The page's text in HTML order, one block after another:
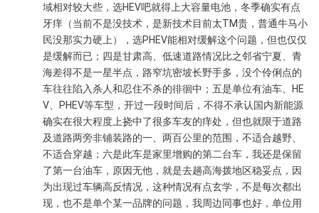
域相对较大些，选HEV吧就得上大容量电池，冬季确实有点
牙痒（当前不是没技术，是新技术目前太TM贵，普通牛马小
民没那实力硬上），选PHEV能相对缓解这个问题，但也仅仅
是缓解而已；四是甘肃高、低速道路情况比之邻省宁夏、青
海差得不是一星半点，路窄坑密坡长野手多，没个伶俐点的
车往往陷入杀人和忍住不杀的徘徊中；五是单位有油车、HE
V、PHEV等车型，开过一段时间后，不得不承认国内新能源
确实在很大程度上挠中了很多车友的痒处，但也就限于道路
及道路两旁非铺装路的一、两百公里的范围，不适合越野、
不适合穿越；六是此车是家里增购的第二台车，我还是保留
了第一台油车，原因无他，就是去趟高海拨地区稳妥点，因
为出现过车辆高反情况，这种情况有点玄学，不是每次都出
现，也不是单个某一品牌的问题，我周边同事也好，单位用